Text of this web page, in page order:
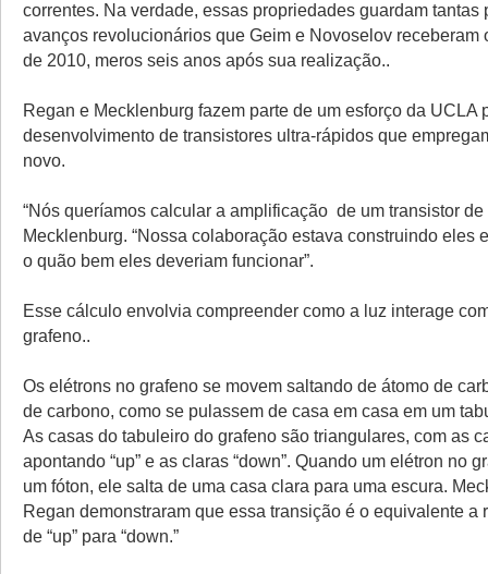
correntes. Na verdade, essas propriedades guardam tantas
avanços revolucionários que Geim e Novoselov receberam
de 2010, meros seis anos após sua realização..
Regan e Mecklenburg fazem parte de um esforço da UCLA
desenvolvimento de transistores ultra-rápidos que
novo.
“Nós queríamos calcular a amplificação de um transistor de
Mecklenburg. “Nossa colaboração estava construindo eles
o quão bem eles deveriam funcionar”.
Esse cálculo envolvia compreender como a luz interage
grafeno..
Os elétrons no grafeno se movem saltando de átomo de
de carbono, como se pulassem de casa em casa em um
As casas do tabuleiro do grafeno são triangulares, com as
apontando “up” e as claras “down”. Quando um elétron no
um fóton, ele salta de uma casa clara para uma escura.
Regan demonstraram que essa transição é o equivalente a
de “up” para “down.”